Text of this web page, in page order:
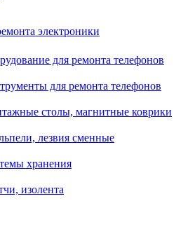
электроники
для ремонта телефонов
для ремонта телефонов
столы, магнитные коврики
лезвия сменные
хранения
изолента